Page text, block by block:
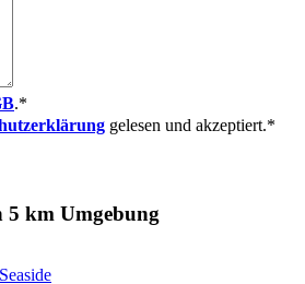
.*
gelesen und akzeptiert.*
5 km Umgebung